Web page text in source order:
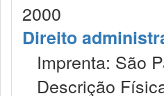
2000
Direito
Imprenta: São
Descrição